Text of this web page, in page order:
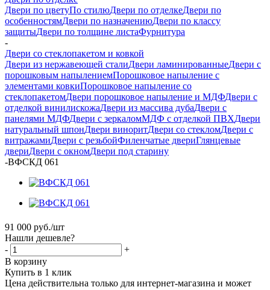
Двери по цветуПо стилюДвери по отделкеДвери по
особенностямДвери по назначениюДвери по классу
защитыДвери по толщине листаФурнитура
-
Двери со стеклопакетом и ковкой
Двери из нержавеющей сталиДвери ламинированныеДвери с
порошковым напылениемПорошковое напыление с
элементами ковкиПорошковое напыление со
стеклопакетомДвери порошковое напыление и МДФДвери с
отделкой винилискожаДвери из массива дубаДвери с
панелями МДФДвери с зеркаломМДФ с отделкой ПВХДвери
натуральный шпонДвери виноритДвери со стекломДвери с
витражамиДвери с резьбойФиленчатые двериГлянцевые
двериДвери с окномДвери под старину
-ВФСКД 061
91 000 руб./шт
Нашли дешевле?
-
+
В корзину
Купить в 1 клик
Цена действительна только для интернет-магазина и может